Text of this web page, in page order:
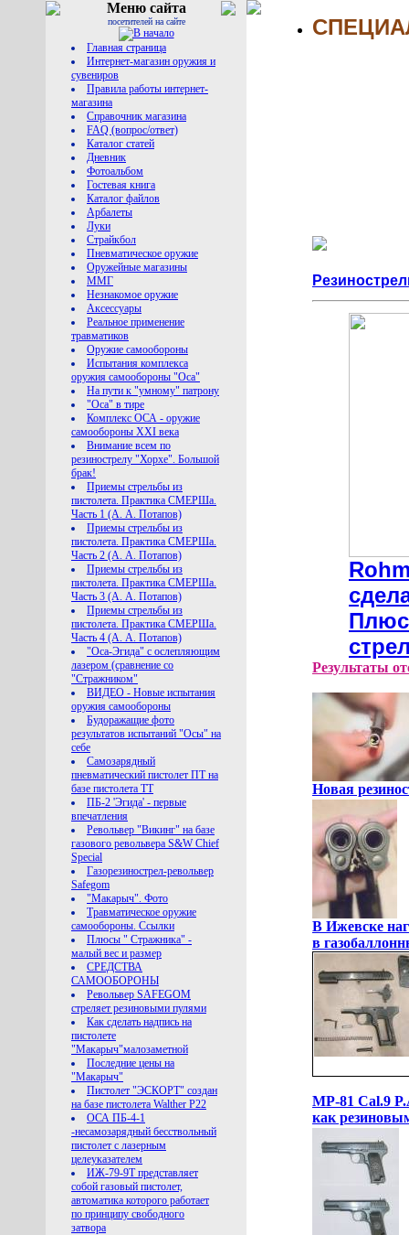
Меню сайта
посетителей на сайте
Главная страница
Интернет-магазин оружия и
сувениров
Правила работы интернет-
магазина
Справочник магазина
FAQ (вопрос/ответ)
Каталог статей
Дневник
Фотоальбом
Гостевая книга
Каталог файлов
Арбалеты
Луки
Страйкбол
Пневматическое оружие
Оружейные магазины
ММГ
Незнакомое оружие
Аксессуары
Реальное применение
травматиков
Оружие самообороны
Испытания комплекса
оружия самообороны "Оса"
На пути к "умному" патрону
"Оса" в тире
Комплекс ОСА - оружие
самообороны XXI века
Внимание всем по
резинострелу "Хорхе". Большой
брак!
Приемы стрельбы из
пистолета. Практика СМЕРШа.
Часть 1 (А. А. Потапов)
Приемы стрельбы из
пистолета. Практика СМЕРШа.
Часть 2 (А. А. Потапов)
Приемы стрельбы из
пистолета. Практика СМЕРШа.
Часть 3 (А. А. Потапов)
Приемы стрельбы из
пистолета. Практика СМЕРШа.
Часть 4 (А. А. Потапов)
"Оса-Эгида" с ослепляющим
лазером (сравнение со
"Стражником"
ВИДЕО - Новые испытания
оружия самообороны
Будоражащие фото
результатов испытаний "Осы" на
себе
Самозарядный
пневматический пистолет ПТ на
базе пистолета ТТ
ПБ-2 'Эгида' - первые
впечатления
Револьвер "Викинг" на базе
газового револьвера S&W Chief
Special
Газорезинострел-револьвер
Safegom
"Макарыч". Фото
Травматическое оружие
самообороны. Ссылки
Плюсы " Стражника" -
малый вес и размер
СРЕДСТВА
САМООБОРОНЫ
Револьвер SAFEGOM
стреляет резиновыми пулями
Как сделать надпись на
пистолете
"Макарыч"малозаметной
Последние цены на
"Макарыч"
Пистолет "ЭСКОРТ" создан
на базе пистолета Walther P22
ОСА ПБ-4-1
-несамозарядный бесствольный
пистолет с лазерным
целеуказателем
ИЖ-79-9Т представляет
собой газовый пистолет,
автоматика которого работает
по принципу свободного
затвора
Результаты
Новая
В Ижевске
в
МР-81 Cal.9
как